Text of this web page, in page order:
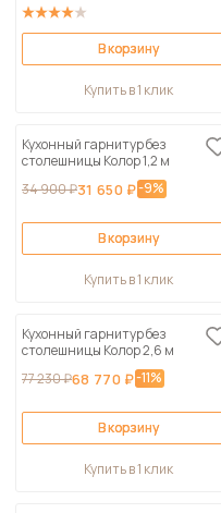
В корзину
Купить в 1 клик
Кухонный гарнитур без
столешницы Колор 1,2 м
34 900 ₽31 650 ₽-9%
В корзину
Купить в 1 клик
Кухонный гарнитур без
столешницы Колор 2,6 м
77 230 ₽68 770 ₽-11%
В корзину
Купить в 1 клик